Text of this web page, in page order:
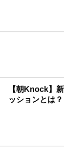
【朝Knock】
ッションとは？